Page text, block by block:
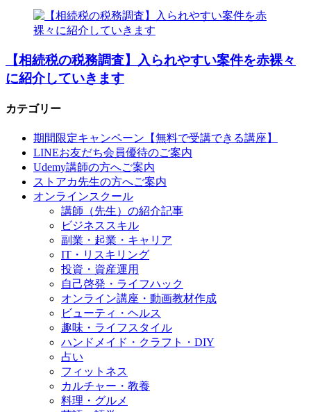
【相続税の税務調査】入られやすい案件を赤裸々
に紹介していきます
カテゴリー
期間限定キャンペーン【無料で受講できる講座】
LINEお友だち会員優待のご案内
Udemy講師の方へご案内
ストアカ先生の方へご案内
オンラインスクール
講師（先生）の紹介記事
ビジネススキル
副業・起業・キャリア
IT・リスキリング
投資・資産運用
自己啓発・ライフハック
オンライン講座・動画教材作成
ビューティ・ヘルス
趣味・ライフスタイル
ハンドメイド・クラフト・DIY
占い
フィットネス
カルチャー・教養
料理・グルメ